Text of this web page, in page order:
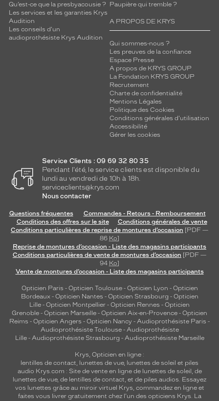
Qu’est-ce que la presbyacousie ?
Les services et les garanties Krys
Audition
Les conseils d'un
audioprothésiste Krys Audition
Paupière qui tremble ?
A PROPOS DE KRYS
Qui sommes-nous ?
Les preuves de la confiance
Espace Presse
A propos de KRYS GROUP
La Fondation KRYS GROUP
Recrutement
Charte de confidentialité
Mentions Légales
Politique des Cookies
Conditions générales d'utilisation
Accessibilité
Gérer les cookies
Service Clients : 09 69 32 80 35
Pendant l'été, le service clients est disponible du
lundi au vendredi de 10h à 18h.
serviceclients@krys.com
Nous contacter
Questions fréquentes
Commandes - Retours - Remboursement
Conditions des offres sur le site
Conditions générales de vente
Conditions particulières de reprise de montures d’occasion [PDF —
86 Ko]
Reprise de montures d’occasion - Liste des magasins participants
Conditions particulières de vente de montures d’occasion [PDF —
94 Ko]
Vente de montures d’occasion - Liste des magasins participants
Opticien Paris - Opticien Toulouse- Opticien Lyon - Opticien
Bordeaux- Opticien Nantes - Opticien Strasbourg - Opticien
Lille - Opticien Montpellier - Opticien Rennes - Opticien
Grenoble - Opticien Marseille - Opticien Aix-en-Provence - Opticien
Reims - Opticien Angers - Opticien Nancy - Audioprothésiste Paris -
Audioprothésiste Toulouse- Audioprothésiste
Lille- Audioprothésiste Strasbourg - Audioprothésiste Marseille
Krys, Opticien en ligne :
lentilles de contact, lunettes de vue, lunettes de soleil et piles
audio Krys.com : Site de vente en ligne de lunettes de soleil, de
lunettes de vue, de lentilles de contact, et de piles audios. Essayez
vos lunettes grâce au miroir virtuel Krys, commandez en ligne et
faites vous livrer gratuitement chez l'un des opticiens Krys. La